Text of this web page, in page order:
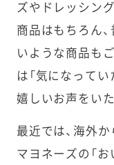
ズやドレッシン
商品はもちろん
いような商品も
は「気になってい
嬉しいお声をい
最近では、海外
マヨネーズの「